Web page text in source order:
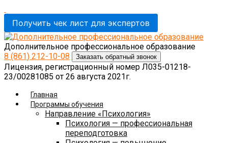
Получить чек лист для экспертов
Дополнительное профессиональное образование
8 (861) 212-10-08 Заказать обратный звонок
Лицензия, регистрационный номер Л035-01218-
23/00281085 от 26 августа 2021г.
Главная
Программы обучения
Направление «Психология»
Психология — профессиональная
переподготовка